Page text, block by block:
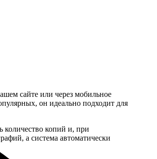
сайте или через мобильное
он идеально подходит для
количество копий и, при
а система автоматически